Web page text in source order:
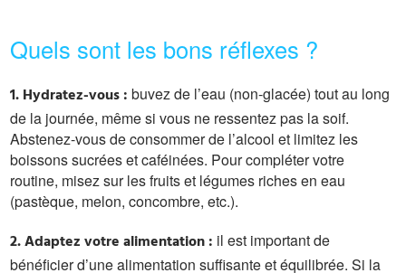
Quels sont les bons réflexes ?
1. Hydratez-vous : buvez de l’eau (non-glacée) tout au long
de la journée, même si vous ne ressentez pas la soif.
Abstenez-vous de consommer de l’alcool et limitez les
boissons sucrées et caféinées. Pour compléter votre
routine, misez sur les fruits et légumes riches en eau
(pastèque, melon, concombre, etc.).
2. Adaptez votre alimentation : il est important de
bénéficier d’une alimentation suffisante et équilibrée. Si la